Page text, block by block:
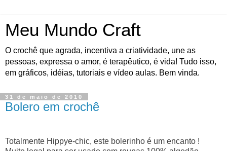
Meu Mundo Craft
O crochê que agrada, incentiva a criatividade, une as
pessoas, expressa o amor, é terapêutico, é vida! Tudo isso,
em gráficos, idéias, tutoriais e vídeo aulas. Bem vinda.
31 de maio de 2010
Bolero em crochê
Totalmente Hippye-chic, este bolerinho é um encanto !